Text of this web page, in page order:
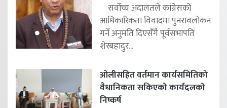
सर्वोच्च अदालतले कांग्रेसको
आधिकारिकता विवादमा पुनरावलोकन
गर्ने अनुमति दिएसँगै पूर्वसभापति
शेरबहादुर...
ओलीसहित वर्तमान कार्यसमितिको
वैधानिकता सकिएको कार्यदलको
निष्कर्ष